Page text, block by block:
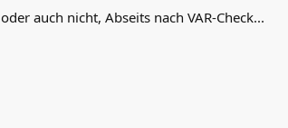
i
oder auch nicht, Abseits nach VAR-Check...